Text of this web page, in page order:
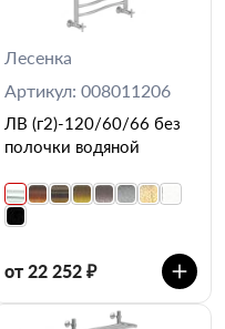
Лесенка
Артикул: 008011206
ЛВ (г2)-120/60/66 без
полочки водяной
от 22 252 ₽